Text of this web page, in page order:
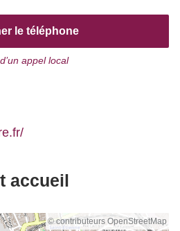
le téléphone
appel local
accueil
© contributeurs OpenStreetMap